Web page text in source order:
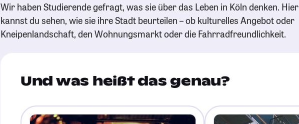
Wir haben Studierende gefragt, was sie über das Leben in Köln denken. Hier
kannst du sehen, wie sie ihre Stadt beurteilen – ob kulturelles Angebot oder
Kneipenlandschaft, den Wohnungsmarkt oder die Fahrradfreundlichkeit.
Und was heißt das genau?